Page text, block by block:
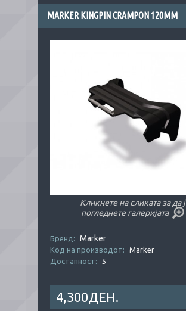
MARKER KINGPIN CRAMPON 120MM
Кликнете на сликата за да
погледнете галеријата
Бренд: Marker
Код на производот:
Marker
Достапност:
5
4,300ДЕН.